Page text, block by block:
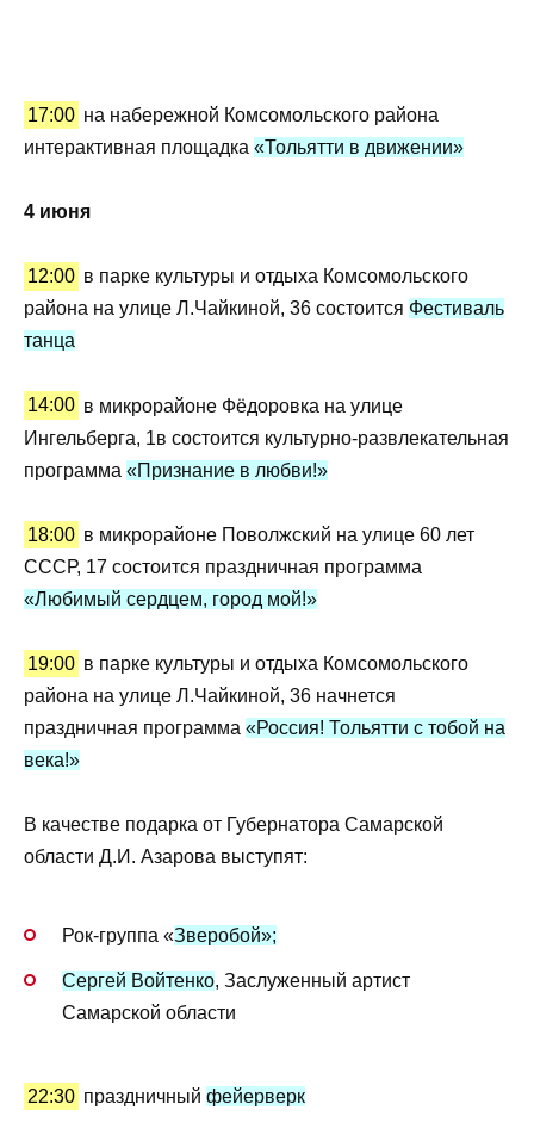
17:00 на набережной Комсомольского района
интерактивная площадка «Тольятти в движении»
4 июня
12:00 в парке культуры и отдыха Комсомольского
района на улице Л.Чайкиной, 36 состоится Фестиваль
танца
14:00 в микрорайоне Фёдоровка на улице
Ингельберга, 1в состоится культурно-развлекательная
программа «Признание в любви!»
18:00 в микрорайоне Поволжский на улице 60 лет
СССР, 17 состоится праздничная программа
«Любимый сердцем, город мой!»
19:00 в парке культуры и отдыха Комсомольского
района на улице Л.Чайкиной, 36 начнется
праздничная программа «Россия! Тольятти с тобой на
века!»
В качестве подарка от Губернатора Самарской
области Д.И. Азарова выступят:
Рок-группа «Зверобой»;
Сергей Войтенко, Заслуженный артист
Самарской области
22:30 праздничныйфейерверк